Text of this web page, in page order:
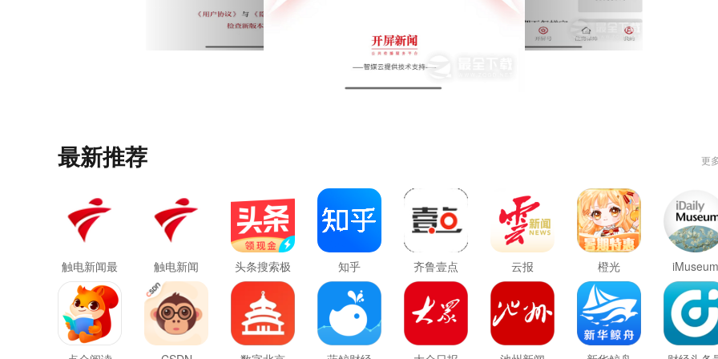
最新推荐 更
触电新闻最
新版
触电新闻
头条搜索极
速版
知乎 齐鲁壹点 云报 橙光 iMuseum